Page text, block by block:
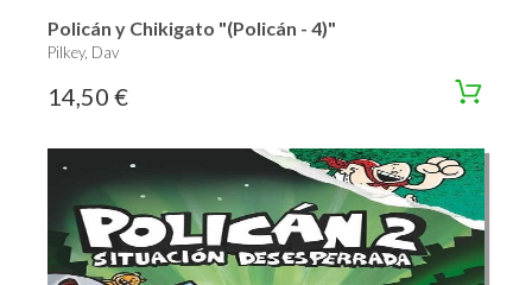
Policán y Chikigato "(Policán - 4)"
Pilkey, Dav
14,50 €